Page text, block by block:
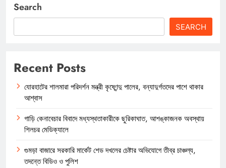
Search
SEARCH
Recent Posts
যোরহাটের শালমারা পরিদর্শন মন্ত্রী কৃষ্ণেন্দু পালের, বন্যাদুর্গতদের পাশে থাকার
আশ্বাস
গাড়ি কেনাবেচার বিবাদে মধ্যস্থতাকারীকে ছুরিকাঘাত, আশঙ্কাজনক অবস্থায়
শিলচর মেডিক্যালে
গুমড়া বাজারে সরকারি মার্কেট শেড দখলের চেষ্টার অভিযোগে তীব্র চাঞ্চল্য,
তদন্তে বিডিও ও পুলিশ